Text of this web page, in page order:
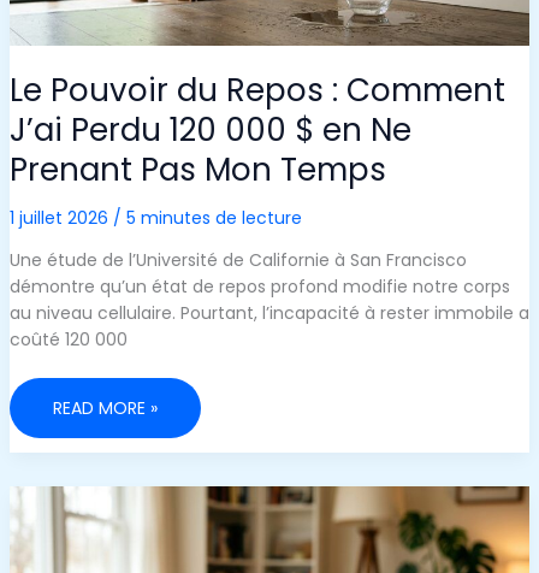
Le Pouvoir du Repos : Comment
J’ai Perdu 120 000 $ en Ne
Prenant Pas Mon Temps
1 juillet 2026 / 5 minutes de lecture
Une étude de l’Université de Californie à San Francisco
démontre qu’un état de repos profond modifie notre corps
au niveau cellulaire. Pourtant, l’incapacité à rester immobile a
coûté 120 000
LE
DU
REPOS
COMMENT
J’AI
PERDU
120
000
READ MORE »